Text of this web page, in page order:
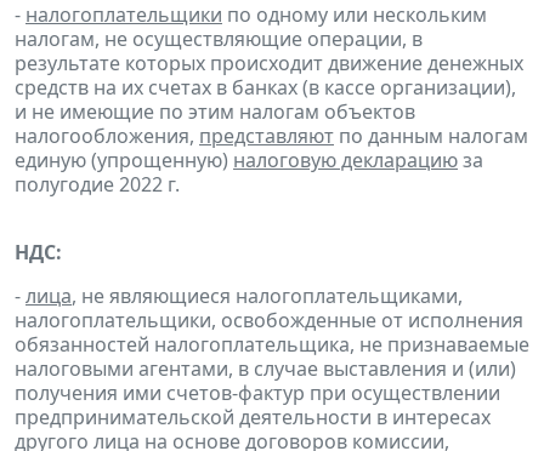
- налогоплательщики по одному или нескольким
налогам, не осуществляющие операции, в
результате которых происходит движение денежных
средств на их счетах в банках (в кассе организации),
и не имеющие по этим налогам объектов
налогообложения, представляют по данным налогам
единую (упрощенную) налоговую декларациюза
полугодие 2022 г.
НДС:
-лица, не являющиеся налогоплательщиками,
налогоплательщики, освобожденные от исполнения
обязанностей налогоплательщика, не признаваемые
налоговыми агентами, в случае выставления и (или)
получения ими счетов-фактур при осуществлении
предпринимательской деятельности в интересах
другого лица на основе договоров комиссии,